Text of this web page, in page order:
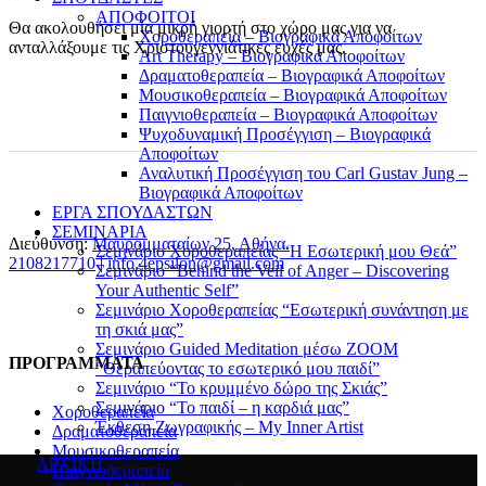
ΑΠΟΦΟΙΤΟΙ
Χοροθεραπεία – Βιογραφικά Αποφοίτων
Art Therapy – Βιογραφικά Αποφοίτων
Δραματοθεραπεία – Βιογραφικά Αποφοίτων
Μουσικοθεραπεία – Βιογραφικά Αποφοίτων
Παιγνιοθεραπεία – Βιογραφικά Αποφοίτων
Ψυχοδυναμική Προσέγγιση – Βιογραφικά
Αποφοίτων
Αναλυτική Προσέγγιση του Carl Gustav Jung –
Βιογραφικά Αποφοίτων
ΕΡΓΑ ΣΠΟΥΔΑΣΤΩΝ
ΣΕΜΙΝΑΡΙΑ
Σεμινάριο Χοροθεραπείας “Η Εσωτερική μου Θεά”
Σεμινάριο “Behind the Veil of Anger – Discovering
Your Authentic Self”
Σεμινάριο Χοροθεραπείας “Εσωτερική συνάντηση με
τη σκιά μας”
Σεμινάριο Guided Meditation μέσω ZOOM
“Θεραπεύοντας το εσωτερικό μου παιδί”
Σεμινάριο “Το κρυμμένο δώρο της Σκιάς”
Σεμινάριο “Το παιδί – η καρδιά μας”
Έκθεση Ζωγραφικής – My Inner Artist
ΑΡΧΙΚΗ
Θα ακολουθήσει μία μικρή γιορτή στο χώρο μας για να
ανταλλάξουμε τις Χριστουγεννιάτικες ευχές μας.
Διεύθυνση:Μαυρομματαίων 25, Αθήνα.
2108217710​ |info.4epsilon@gmail.com
ΠΡΟΓΡΑΜΜΑΤΑ
Χοροθεραπεία
Δραματοθεραπεία
Μουσικοθεραπεία
Παιγνιοθεραπεία